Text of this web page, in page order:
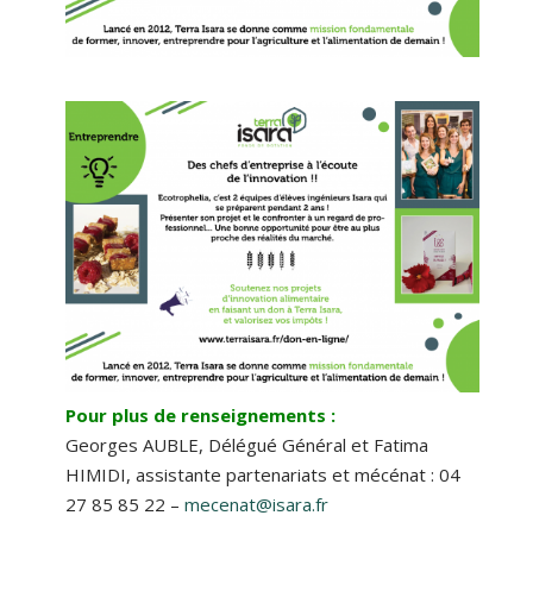
Pour plus de renseignements :
Georges AUBLE, Délégué Général et Fatima
HIMIDI, assistante partenariats et mécénat : 04
27 85 85 22 – mecenat@isara.fr